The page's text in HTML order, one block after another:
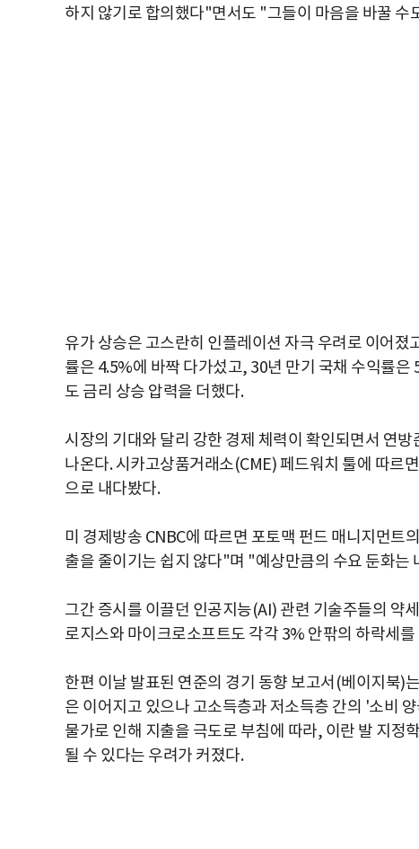
하지 않기로 합의했다"면서도 "그들이 마음을 바꿀 수
유가 상승은 고스란히 인플레이션 자극 우려로 이어
률은 4.5%에 바짝 다가섰고, 30년 만기 국채 수익률
도 금리 상승 압력을 더했다.
시장의 기대와 달리 강한 경제 체력이 확인되면서 연
나온다. 시카고상품거래소(CME) 페드워치 툴에 따르
으로 내다봤다.
미 경제방송 CNBC에 따르면 포토맥 펀드 매니지먼트
출을 줄이기는 쉽지 않다"며 "예상만큼의 수요 둔화는
그간 증시를 이끌던 인공지능(AI) 관련 기술주들의 약
로지스와 마이크로소프트도 각각 3% 안팎의 하락세
한편 이날 발표된 연준의 경기 동향 보고서(베이지북)
은 이어지고 있으나 고소득층과 저소득층 간의 '소비
물가로 인해 지출을 극도로 부침에 따라, 이란 발 지정
될 수 있다는 우려가 커졌다.